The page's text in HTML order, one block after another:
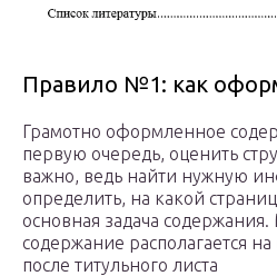
Правило №1: как
Грамотно оформленное
первую очередь, оценить
важно, ведь найти нужную
определить, на какой
основная задача
содержание располагается
после титульного листа